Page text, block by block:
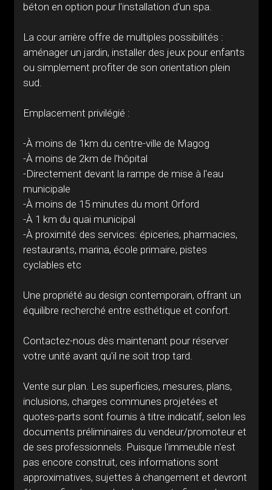
béton en option pour l'installation d'un spa.
La cour arrière offre de multiples possibilités :
aménager un jardin, installer des jeux pour enfants
ou simplement profiter de son orientation plein
sud.
Emplacement privilégié :
-À moins de 1km du centre-ville de Magog
-À moins de 2km de l'hôpital
-Directement devant la rampe de mise à l'eau
municipale
-À moins de 15 minutes du mont Orford
-À 1 km du quai municipal
-À proximité des services: épiceries, pharmacies,
restaurants, marina, école primaire, pistes
cyclables etc
Une propriété au design contemporain, offrant un
équilibre recherché entre esthétique et confort.
Contactez-nous dès maintenant pour réserver
votre unité avant qu'il ne soit trop tard.
Vente sur plan. Les superficies, mesures, plans,
inclusions, charges communes projetées et
quotes-parts sont fournis à titre indicatif, selon les
documents préliminaires du vendeur/promoteur et
de ses professionnels. Puisque l'immeuble n'est
pas encore construit, ces informations sont
approximatives, sujettes à changement et devront